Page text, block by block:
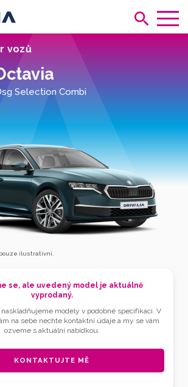
vozů
Selection Combi
ilustrativní.
se, ale uvedený model je aktuálně
vyprodaný.
modely v podobné specifikaci. V
na sebe nechte kontaktní údaje a my se vám
ozveme s aktuální nabídkou.
KONTAKTUJTE MĚ